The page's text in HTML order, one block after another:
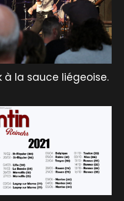
à la sauce liégeoise.